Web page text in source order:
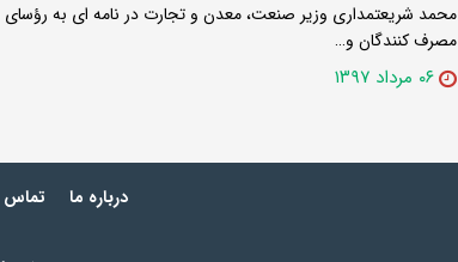
محمد شریعتمداری وزیر صنعت، معدن و تجارت در نامه ای به
مصرف کنندگان و…
۰۶ مرداد ۱۳۹۷
درباره ما تماس